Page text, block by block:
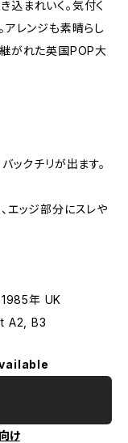
まれいく。気付く
アレンジも素晴らし
継がれた英国POP大
ックチリが出ます。
エッジ部分にスレや
年 UK
A2, B3
け